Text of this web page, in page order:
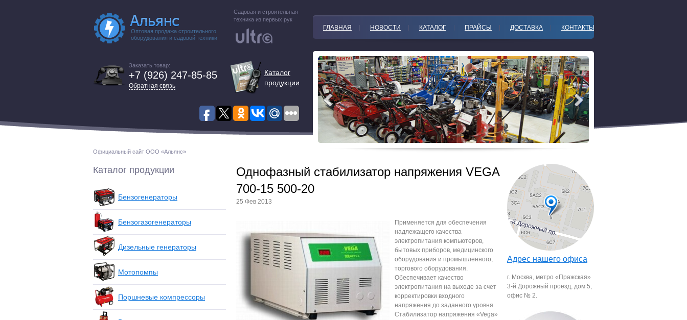
Оптовая продажа строительного
оборудования и садовой техники
Садовая и строительная
техника из первых рук
Заказать товар:
+7 (926) 247-85-85
Обратная связь
Каталог
продукции
Официальный сайт ООО «Альянс»
ГЛАВНАЯ НОВОСТИ КАТАЛОГ ПРАЙСЫ ДОСТАВКА КОНТАКТЫ
Каталог продукции
Бензогенераторы
Бензогазогенераторы
Дизельные генераторы
Мотопомпы
Поршневые компрессоры
Однофазный стабилизатор напряжения VEGA
700-15 500-20
25 Фев 2013
Применяется для обеспечения
надлежащего качества
электропитания компьютеров,
бытовых приборов, медицинского
оборудования и промышленного,
торгового оборудования.
Обеспечивает качество
электропитания на выходе за счет
корректировки входного
напряжения до заданного уровня.
Стабилизатор напряжения «Vega»
Адрес нашего офиса
г. Москва, метро «Пражская»
3-й Дорожный проезд, дом 5,
офис № 2.